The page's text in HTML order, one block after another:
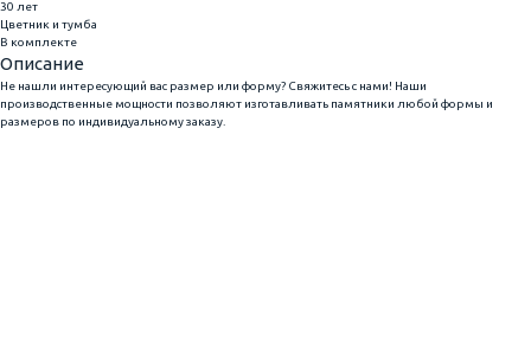
30 лет
Цветник и тумба
В комплекте
Описание
Не нашли интересующий вас размер или форму? Свяжитесь с нами! Наши
производственные мощности позволяют изготавливать памятники любой формы и
размеров по индивидуальному заказу.